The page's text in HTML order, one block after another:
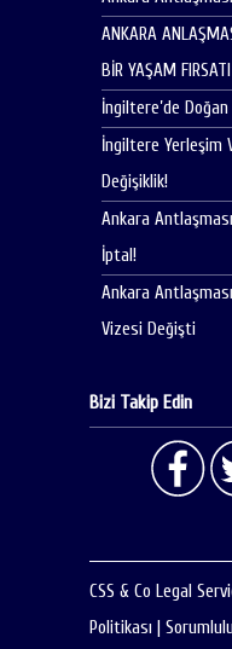
ANKARA
BİR YAŞAM FIRSATI
İngiltere’de
İngiltere Yerleşim
Değişiklik!
Ankara
İptal!
Ankara
Vizesi Değişti
Bizi Takip Edin
CSS & Co Legal
Politikası